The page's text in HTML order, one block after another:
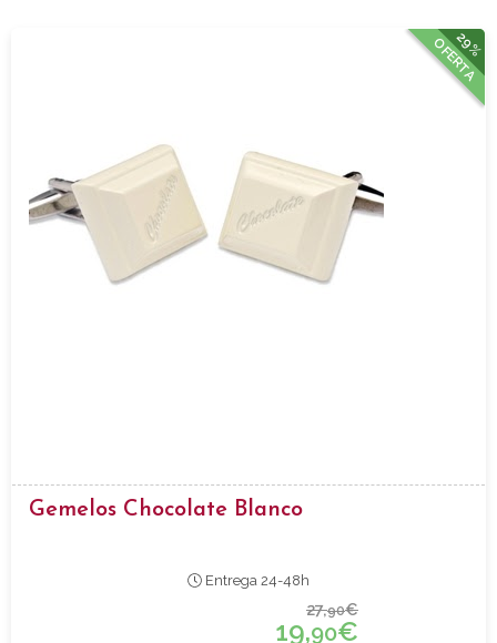
29%
OFERTA
Gemelos Chocolate Blanco
Entrega 24-48h
27,90€
19,90€